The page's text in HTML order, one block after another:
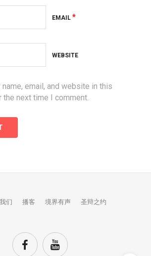
EMAIL *
WEBSITE
name, email, and website in this
next time I comment.
们 播客 境界有声 圣辩之约